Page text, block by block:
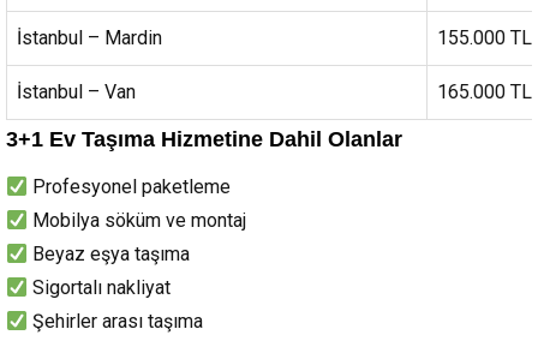
İstanbul – Mardin 155.000 TL
İstanbul – Van 165.000 TL
3+1 Ev Taşıma Hizmetine Dahil Olanlar
Profesyonel paketleme
Mobilya söküm ve montaj
Beyaz eşya taşıma
Sigortalı nakliyat
Şehirler arası taşıma